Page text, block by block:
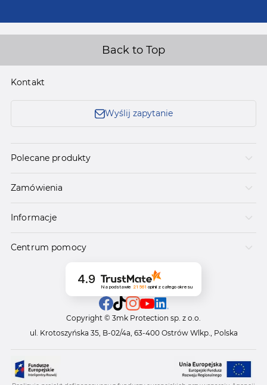
Back to Top
Kontakt
Wyślij zapytanie
Polecane produkty
Zamówienia
Informacje
Centrum pomocy
4.9
Na podstawie 21 561 opinii z całego okresu
Copyright © 3mk Protection sp. z o.o.
ul. Krotoszyńska 35, B-02/4a, 63-400 Ostrów Wlkp., Polska